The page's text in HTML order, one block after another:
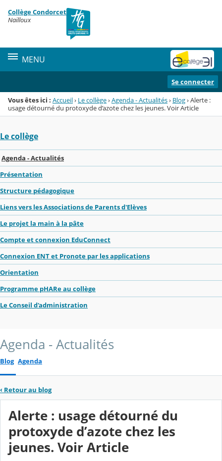
Menu de la rubrique
Contenu
Collège Condorcet
Nailloux
MENU
Se connecter
Vous êtes ici : Accueil› Le collège›Agenda - Actualités› Blog›Alerte :
usage détourné du protoxyde d’azote chez les jeunes. Voir Article
Le collège
Agenda - Actualités
Présentation
Structure pédagogique
Liens vers les Associations de Parents d'Elèves
Le projet la main à la pâte
Compte et connexion EduConnect
Connexion ENT et Pronote par les applications
Orientation
Programme pHARe au collège
Le Conseil d'administration
Agenda - Actualités
Blog Agenda
‹ Retour au blog
Alerte : usage détourné du
protoxyde d’azote chez les
jeunes. Voir Article